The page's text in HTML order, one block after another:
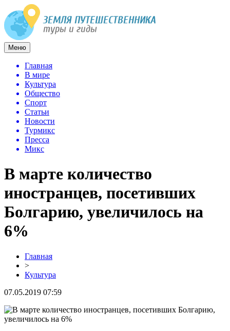
Меню
Главная
В мире
Культура
Общество
Спорт
Статьи
Новости
Турмикс
Пресса
Микс
В марте количество
иностранцев, посетивших
Болгарию, увеличилось на
6%
Главная
>
Культура
07.05.2019 07:59